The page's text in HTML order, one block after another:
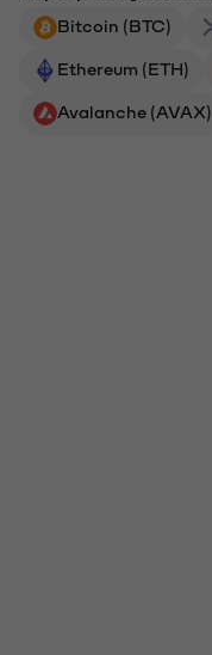
Bitcoin (BTC)
Ethereum (ETH)
Avalanche (AVAX)